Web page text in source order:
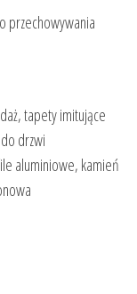
przechowywania
tapety imitujące
drzwi
aluminiowe, kamień